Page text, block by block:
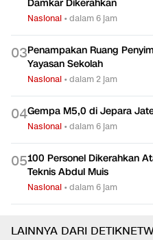
Damkar Dikerahkan
Nasional •dalam 6 jam
03Penampakan Ruang
Yayasan Sekolah
Nasional •dalam 2 jam
04Gempa M5,0 di Jepara
Nasional •dalam 6 jam
05100 Personel Dikerahkan
Teknis Abdul Muis
Nasional •dalam 6 jam
LAINNYA DARI